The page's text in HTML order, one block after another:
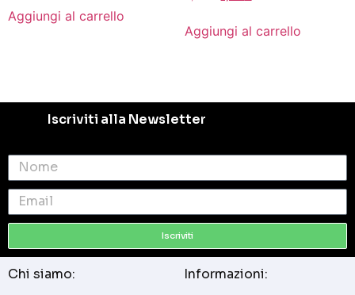
Aggiungi al carrello
Aggiungi al carrello
Iscriviti alla Newsletter
Iscriviti
Chi siamo:
Informazioni: